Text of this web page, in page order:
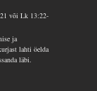
või Lk 13:22-
ja
lahti öelda
läbi.